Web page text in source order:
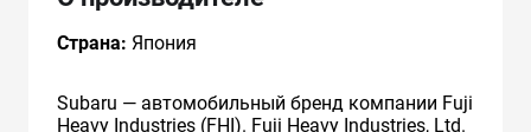
Страна: Япония
Subaru — автомобильный бренд компании Fuji
Heavy Industries (FHI). Fuji Heavy Industries, Ltd.